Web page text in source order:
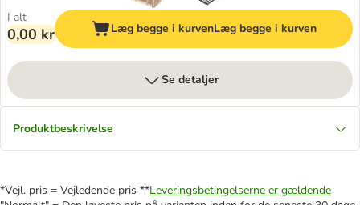
I alt
0,00 kr Læg begge i kurvenLæg begge i kurven
Se detaljer
Produktbeskrivelse
*Vejl. pris = Vejledende pris **Leveringsbetingelserne er gældende